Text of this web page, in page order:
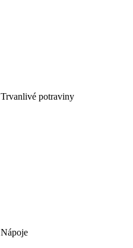
Trvanlivé potraviny
Nápoje